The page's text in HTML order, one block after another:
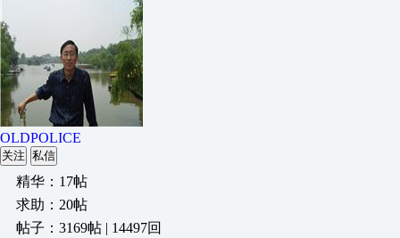
OLDPOLICE
关注 私信
精华：17帖
求助：20帖
帖子：3169帖 | 14497回